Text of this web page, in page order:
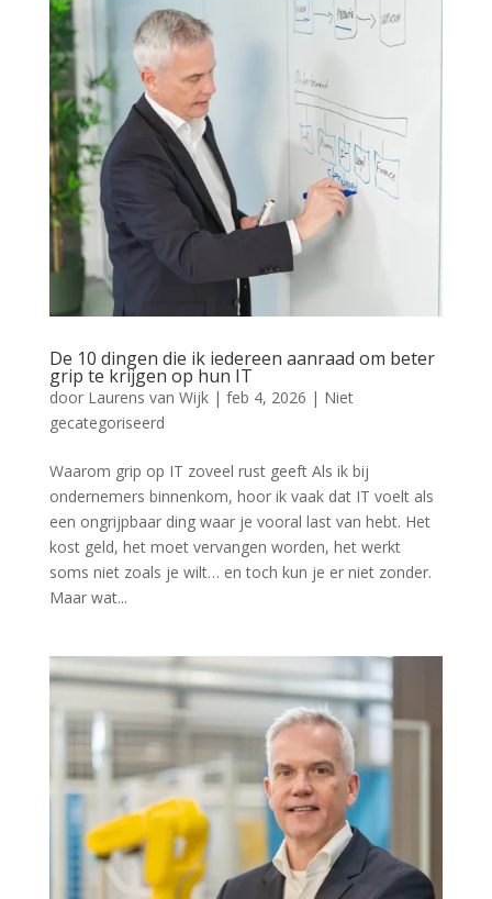
De 10 dingen die ik iedereen aanraad om beter
grip te krijgen op hun IT
door Laurens van Wijk| feb 4, 2026 | Niet
gecategoriseerd
Waarom grip op IT zoveel rust geeft Als ik bij
ondernemers binnenkom, hoor ik vaak dat IT voelt als
een ongrijpbaar ding waar je vooral last van hebt. Het
kost geld, het moet vervangen worden, het werkt
soms niet zoals je wilt… en toch kun je er niet zonder.
Maar wat...